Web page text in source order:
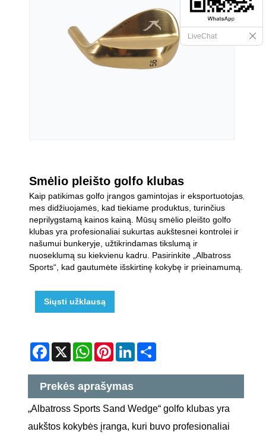
Smėlio pleišto golfo klubas
Kaip patikimas golfo įrangos gamintojas ir eksportuotojas,
mes didžiuojamės, kad tiekiame produktus, turinčius
neprilygstamą kainos kainą. Mūsų smėlio pleišto golfo
klubas yra profesionaliai sukurtas aukštesnei kontrolei ir
našumui bunkeryje, užtikrindamas tikslumą ir
nuoseklumą su kiekvienu kadru. Pasirinkite „Albatross
Sports“, kad gautumėte išskirtinę kokybę ir prieinamumą.
Siųsti užklausą
Facebook
X WhatsApp
Pinterest
LinkedIn
Prekės aprašymas
„Albatross Sports Sand Wedge“ golfo klubas yra
aukštos kokybės įranga, kuri buvo profesionaliai
LiveChat